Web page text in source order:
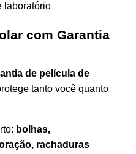
laboratório
com Garantia
de película de
tanto você quanto
bolhas,
rachaduras